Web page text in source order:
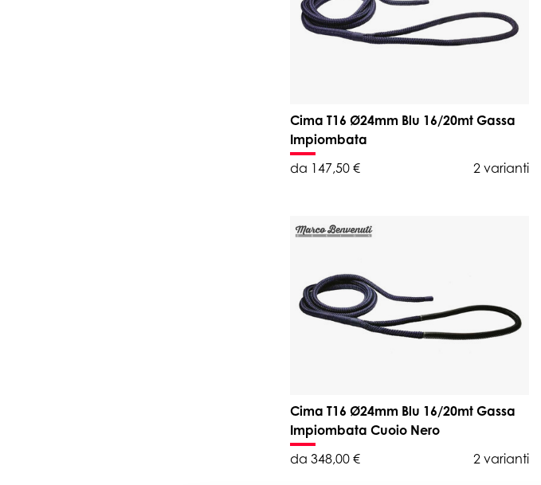
Cima T16 Ø24mm Blu 16/20mt Gassa
Impiombata
da 147,50 €
2 varianti
Cima T16 Ø24mm Blu 16/20mt Gassa
Impiombata Cuoio Nero
da 348,00 €
2 varianti